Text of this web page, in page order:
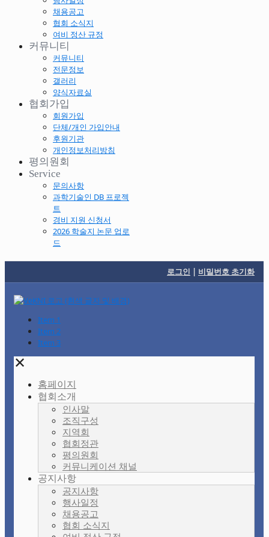
채용공고
협회 소식지
여비 정산 규정
커뮤니티
커뮤니티
전문정보
갤러리
양식자료실
협회가입
회원가입
단체/개인 가입안내
후원기관
개인정보처리방침
평의원회
Service
문의사항
과학기술인 DB 프로젝
트
경비 지원 신청서
2026 학술지 논문 업로
드
로그인 | 비밀번호 초기화
Item 1
Item 2
Item 3
✕
홈페이지
협회소개
인사말
조직구성
지역회
협회정관
평의원회
커뮤니케이션 채널
공지사항
공지사항
행사일정
채용공고
협회 소식지